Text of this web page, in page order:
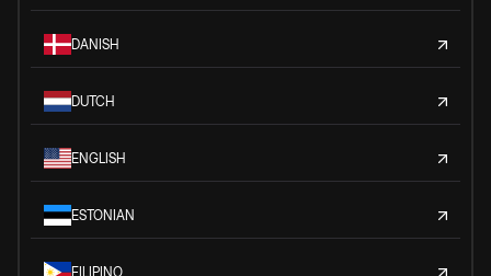
DANISH
DUTCH
ENGLISH
ESTONIAN
FILIPINO